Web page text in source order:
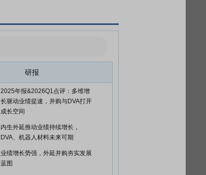
研报
2025年报&2026Q1点评：多维增
长驱动业绩提速，并购与DVA打开
成长空间
内生外延推动业绩持续增长，
DVA、机器人材料未来可期
业绩增长势强，外延并购夯实发展
蓝图